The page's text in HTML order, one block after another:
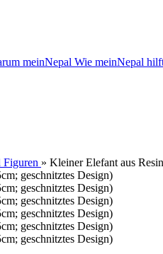
meinNepal Wie meinNepal
Figuren » Kleiner Elefant aus